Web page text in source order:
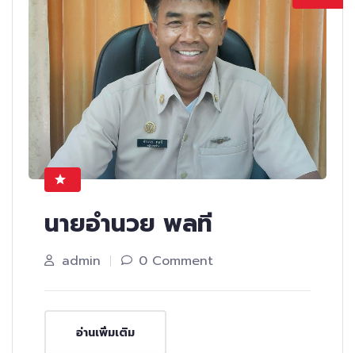
นายอำนวย พลที
admin 0 Comment
อ่านเพิ่มเติม